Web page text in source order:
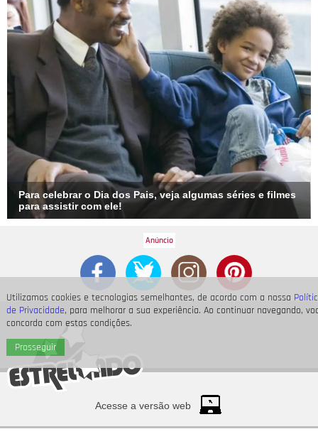
Utilizamos cookies e tecnologias semelhantes, de acordo com a nossa
de Privacidade, para melhorar a sua experiência. Ao continuar navegando,
concorda com estas condições.
Prosseguir
Para celebrar o Dia dos Pais, veja algumas séries e filmes
para assistir com ele!
Acesse a versão web